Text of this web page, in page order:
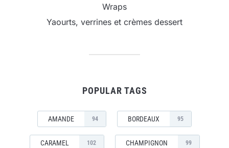
Wraps
Yaourts, verrines et crèmes dessert
POPULAR TAGS
AMANDE 94 BORDEAUX 95
CARAMEL 102 CHAMPIGNON 99